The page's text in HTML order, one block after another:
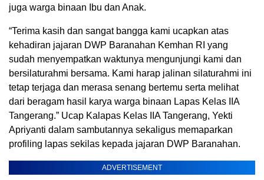
juga warga binaan Ibu dan Anak.
“Terima kasih dan sangat bangga kami ucapkan atas
kehadiran jajaran DWP Baranahan Kemhan RI yang
sudah menyempatkan waktunya mengunjungi kami dan
bersilaturahmi bersama. Kami harap jalinan silaturahmi ini
tetap terjaga dan merasa senang bertemu serta melihat
dari beragam hasil karya warga binaan Lapas Kelas IIA
Tangerang.” Ucap Kalapas Kelas IIA Tangerang, Yekti
Apriyanti dalam sambutannya sekaligus memaparkan
profiling lapas sekilas kepada jajaran DWP Baranahan.
ADVERTISEMENT